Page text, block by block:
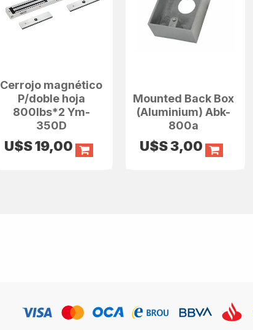
Cerrojo magnético
P/doble hoja
800lbs*2 Ym-
350D
U$S19,00
Mounted Back Box
(Aluminium) Abk-
800a
U$S3,00